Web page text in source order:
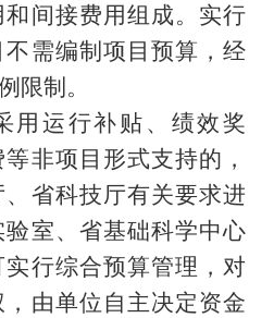
间接费用组成。实行
需编制项目预算，经
限制。
用运行补贴、绩效奖
非项目形式支持的，
、 省科技厅有关要求进
验室、 省基础科学中心
行综合预算管理，对
由单位自主决定资金